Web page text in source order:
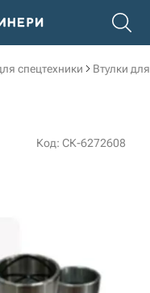
спецтехники Втулки
Код: СК-6272608